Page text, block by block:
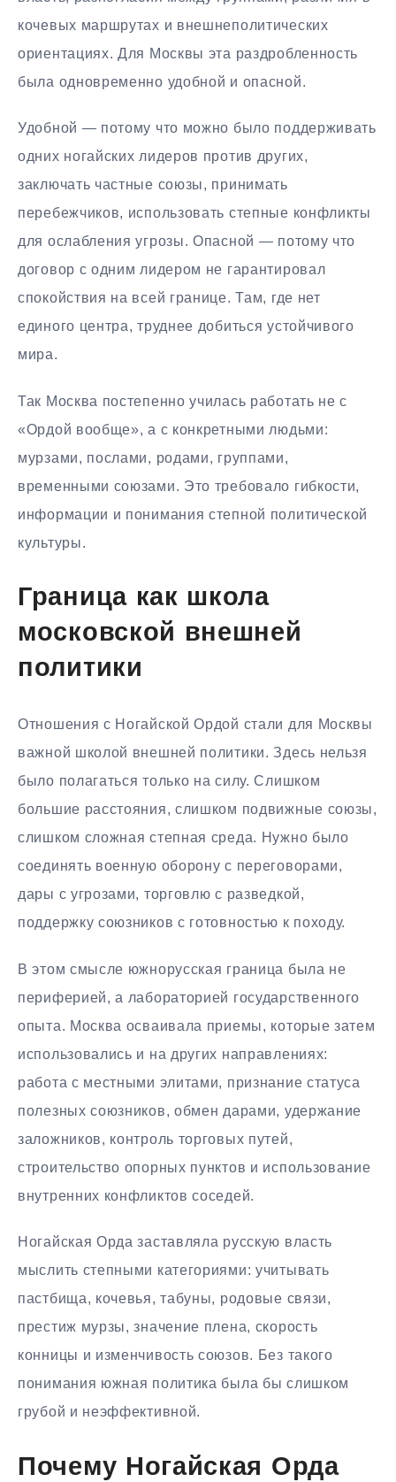
кочевых маршрутах и внешнеполитических
ориентациях. Для Москвы эта раздробленность
была одновременно удобной и опасной.
Удобной — потому что можно было поддерживать
одних ногайских лидеров против других,
заключать частные союзы, принимать
перебежчиков, использовать степные конфликты
для ослабления угрозы. Опасной — потому что
договор с одним лидером не гарантировал
спокойствия на всей границе. Там, где нет
единого центра, труднее добиться устойчивого
мира.
Так Москва постепенно училась работать не с
«Ордой вообще», а с конкретными людьми:
мурзами, послами, родами, группами,
временными союзами. Это требовало гибкости,
информации и понимания степной политической
культуры.
Граница как школа
московской внешней
политики
Отношения с Ногайской Ордой стали для Москвы
важной школой внешней политики. Здесь нельзя
было полагаться только на силу. Слишком
большие расстояния, слишком подвижные союзы,
слишком сложная степная среда. Нужно было
соединять военную оборону с переговорами,
дары с угрозами, торговлю с разведкой,
поддержку союзников с готовностью к походу.
В этом смысле южнорусская граница была не
периферией, а лабораторией государственного
опыта. Москва осваивала приемы, которые затем
использовались и на других направлениях:
работа с местными элитами, признание статуса
полезных союзников, обмен дарами, удержание
заложников, контроль торговых путей,
строительство опорных пунктов и использование
внутренних конфликтов соседей.
Ногайская Орда заставляла русскую власть
мыслить степными категориями: учитывать
пастбища, кочевья, табуны, родовые связи,
престиж мурзы, значение плена, скорость
конницы и изменчивость союзов. Без такого
понимания южная политика была бы слишком
грубой и неэффективной.
Почему Ногайская Орда